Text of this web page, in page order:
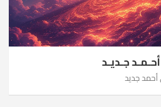
جـديـد
جديد